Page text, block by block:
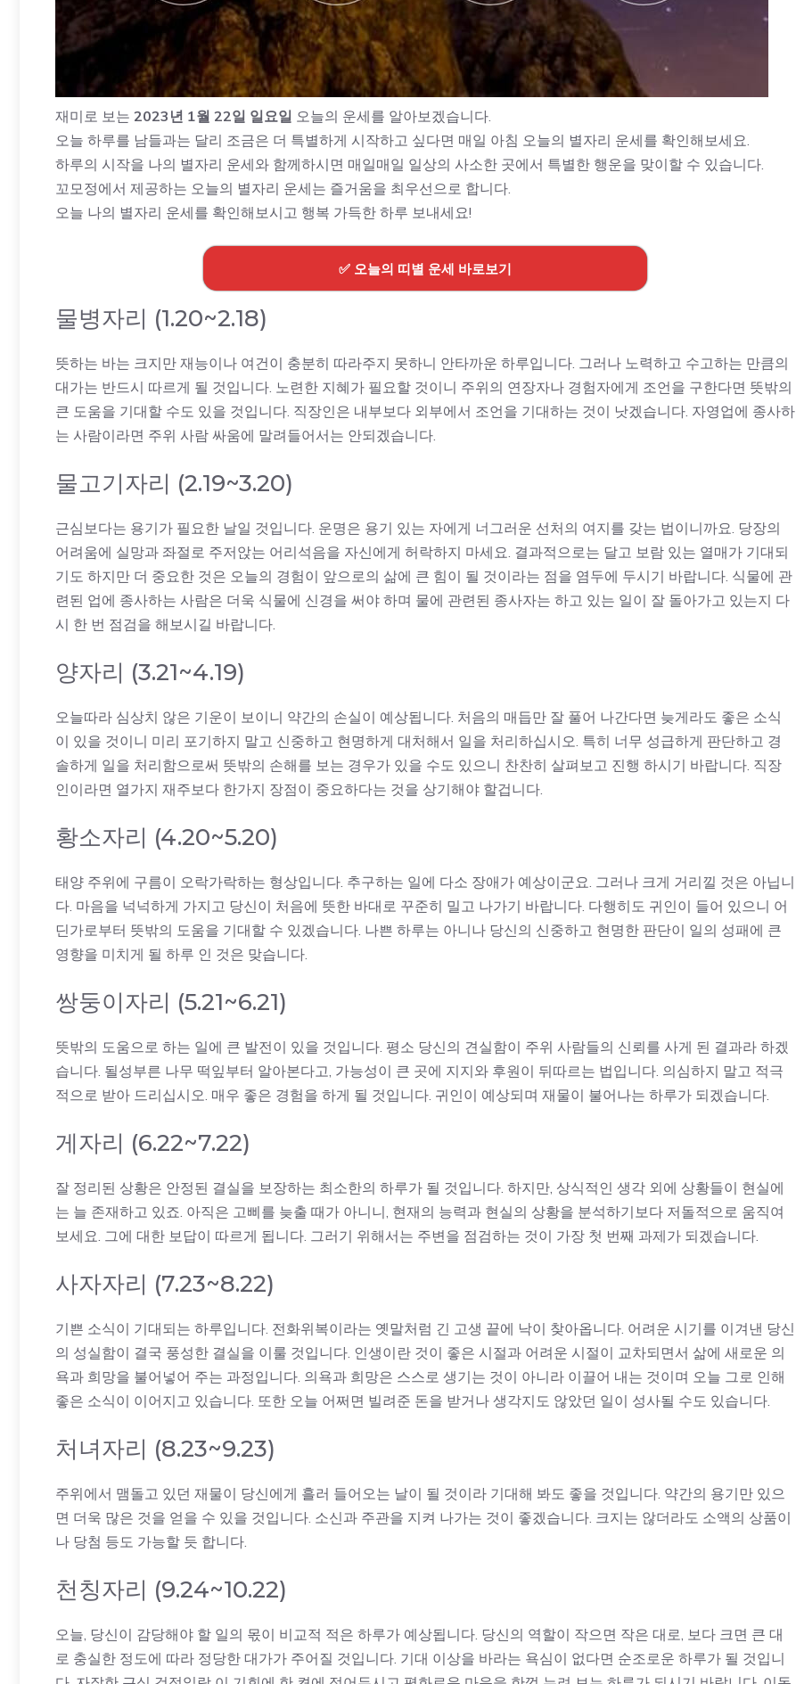
재미로 보는 2023년 1월 22일 일요일 오늘의 운세를 알아보겠습니다.
오늘 하루를 남들과는 달리 조금은 더 특별하게 시작하고 싶다면 매일 아침 오늘의 별자리 운세를 확인해보세요.
하루의 시작을 나의 별자리 운세와 함께하시면 매일매일 일상의 사소한 곳에서 특별한 행운을 맞이할 수 있습니다.
꼬모정에서 제공하는 오늘의 별자리 운세는 즐거움을 최우선으로 합니다.
오늘 나의 별자리 운세를 확인해보시고 행복 가득한 하루 보내세요!
✅ 오늘의 띠별 운세 바로보기
물병자리 (1.20~2.18)
뜻하는 바는 크지만 재능이나 여건이 충분히 따라주지 못하니 안타까운 하루입니다. 그러나 노력하고 수고하는 만큼의
대가는 반드시 따르게 될 것입니다. 노련한 지혜가 필요할 것이니 주위의 연장자나 경험자에게 조언을 구한다면 뜻밖의
큰 도움을 기대할 수도 있을 것입니다. 직장인은 내부보다 외부에서 조언을 기대하는 것이 낫겠습니다. 자영업에 종사하
는 사람이라면 주위 사람 싸움에 말려들어서는 안되겠습니다.
물고기자리 (2.19~3.20)
근심보다는 용기가 필요한 날일 것입니다. 운명은 용기 있는 자에게 너그러운 선처의 여지를 갖는 법이니까요. 당장의
어려움에 실망과 좌절로 주저앉는 어리석음을 자신에게 허락하지 마세요. 결과적으로는 달고 보람 있는 열매가 기대되
기도 하지만 더 중요한 것은 오늘의 경험이 앞으로의 삶에 큰 힘이 될 것이라는 점을 염두에 두시기 바랍니다. 식물에 관
련된 업에 종사하는 사람은 더욱 식물에 신경을 써야 하며 물에 관련된 종사자는 하고 있는 일이 잘 돌아가고 있는지 다
시 한 번 점검을 해보시길 바랍니다.
양자리 (3.21~4.19)
오늘따라 심상치 않은 기운이 보이니 약간의 손실이 예상됩니다. 처음의 매듭만 잘 풀어 나간다면 늦게라도 좋은 소식
이 있을 것이니 미리 포기하지 말고 신중하고 현명하게 대처해서 일을 처리하십시오. 특히 너무 성급하게 판단하고 경
솔하게 일을 처리함으로써 뜻밖의 손해를 보는 경우가 있을 수도 있으니 찬찬히 살펴보고 진행 하시기 바랍니다. 직장
인이라면 열가지 재주보다 한가지 장점이 중요하다는 것을 상기해야 할겁니다.
황소자리 (4.20~5.20)
태양 주위에 구름이 오락가락하는 형상입니다. 추구하는 일에 다소 장애가 예상이군요. 그러나 크게 거리낄 것은 아닙니
다. 마음을 넉넉하게 가지고 당신이 처음에 뜻한 바대로 꾸준히 밀고 나가기 바랍니다. 다행히도 귀인이 들어 있으니 어
딘가로부터 뜻밖의 도움을 기대할 수 있겠습니다. 나쁜 하루는 아니나 당신의 신중하고 현명한 판단이 일의 성패에 큰
영향을 미치게 될 하루 인 것은 맞습니다.
쌍둥이자리 (5.21~6.21)
뜻밖의 도움으로 하는 일에 큰 발전이 있을 것입니다. 평소 당신의 견실함이 주위 사람들의 신뢰를 사게 된 결과라 하겠
습니다. 될성부른 나무 떡잎부터 알아본다고, 가능성이 큰 곳에 지지와 후원이 뒤따르는 법입니다. 의심하지 말고 적극
적으로 받아 드리십시오. 매우 좋은 경험을 하게 될 것입니다. 귀인이 예상되며 재물이 불어나는 하루가 되겠습니다.
게자리 (6.22~7.22)
잘 정리된 상황은 안정된 결실을 보장하는 최소한의 하루가 될 것입니다. 하지만, 상식적인 생각 외에 상황들이 현실에
는 늘 존재하고 있죠. 아직은 고삐를 늦출 때가 아니니, 현재의 능력과 현실의 상황을 분석하기보다 저돌적으로 움직여
보세요. 그에 대한 보답이 따르게 됩니다. 그러기 위해서는 주변을 점검하는 것이 가장 첫 번째 과제가 되겠습니다.
사자자리 (7.23~8.22)
기쁜 소식이 기대되는 하루입니다. 전화위복이라는 옛말처럼 긴 고생 끝에 낙이 찾아옵니다. 어려운 시기를 이겨낸 당신
의 성실함이 결국 풍성한 결실을 이룰 것입니다. 인생이란 것이 좋은 시절과 어려운 시절이 교차되면서 삶에 새로운 의
욕과 희망을 불어넣어 주는 과정입니다. 의욕과 희망은 스스로 생기는 것이 아니라 이끌어 내는 것이며 오늘 그로 인해
좋은 소식이 이어지고 있습니다. 또한 오늘 어쩌면 빌려준 돈을 받거나 생각지도 않았던 일이 성사될 수도 있습니다.
처녀자리 (8.23~9.23)
주위에서 맴돌고 있던 재물이 당신에게 흘러 들어오는 날이 될 것이라 기대해 봐도 좋을 것입니다. 약간의 용기만 있으
면 더욱 많은 것을 얻을 수 있을 것입니다. 소신과 주관을 지켜 나가는 것이 좋겠습니다. 크지는 않더라도 소액의 상품이
나 당첨 등도 가능할 듯 합니다.
천칭자리 (9.24~10.22)
오늘, 당신이 감당해야 할 일의 몫이 비교적 적은 하루가 예상됩니다. 당신의 역할이 작으면 작은 대로, 보다 크면 큰 대
로 충실한 정도에 따라 정당한 대가가 주어질 것입니다. 기대 이상을 바라는 욕심이 없다면 순조로운 하루가 될 것입니